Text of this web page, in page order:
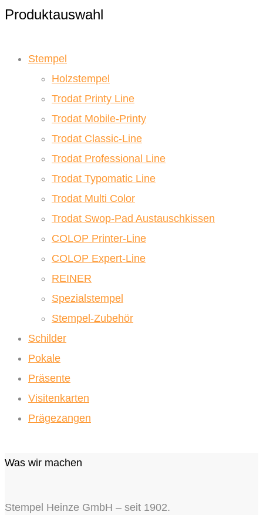
Produktauswahl
Stempel
Holzstempel
Trodat Printy Line
Trodat Mobile-Printy
Trodat Classic-Line
Trodat Professional Line
Trodat Typomatic Line
Trodat Multi Color
Trodat Swop-Pad Austauschkissen
COLOP Printer-Line
COLOP Expert-Line
REINER
Spezialstempel
Stempel-Zubehör
Schilder
Pokale
Präsente
Visitenkarten
Prägezangen
Was wir machen
Stempel Heinze GmbH – seit 1902.